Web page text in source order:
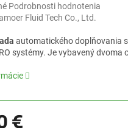
Podrobnosti hodnotenia
Fluid Tech Co., Ltd.
automatického doplňovania
systémy. Je vybavený dvoma
€